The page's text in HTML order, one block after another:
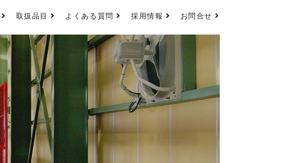
取扱品目 よくある質問 採用情報 お問合せ